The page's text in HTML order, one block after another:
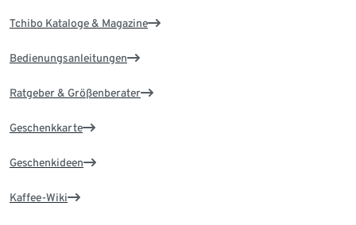
Tchibo Kataloge & Magazine
Bedienungsanleitungen
Ratgeber & Größenberater
Geschenkkarte
Geschenkideen
Kaffee-Wiki